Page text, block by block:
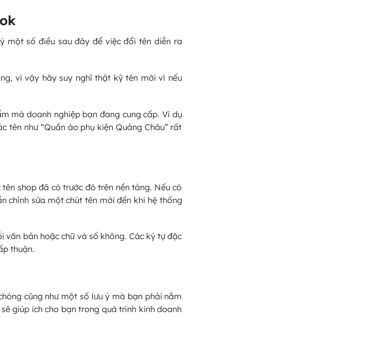
một số điều sau đây để việc đổi tên diễn ra
vì vậy hãy suy nghĩ thật kỹ tên mới vì nếu
mà doanh nghiệp bạn đang cung cấp. Ví dụ
tên như “Quần áo phụ kiện Quảng Châu” rất
shop đã có trước đó trên nền tảng. Nếu có
chỉnh sửa một chút tên mới đến khi hệ thống
văn bản hoặc chữ và số không. Các ký tự đặc
thuận.
cũng như một số lưu ý mà bạn phải nằm
giúp ích cho bạn trong quá trình kinh doanh